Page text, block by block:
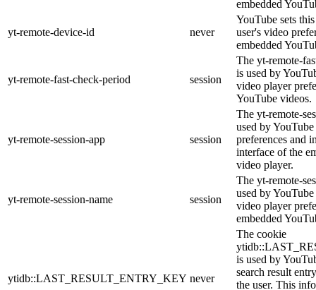
embedded
yt-remote-device-id never
YouTube sets
user's video
embedded
yt-remote-fast-check-period session
The yt-remote-
is used by
video player
YouTube videos.
yt-remote-session-app session
The yt-remote-
used by
preferences and
interface of the
video player.
yt-remote-session-name session
The yt-remote-
used by
video player
embedded
ytidb::LAST_RESULT_ENTRY_KEY never
The cookie
is used by
search result
the user. This